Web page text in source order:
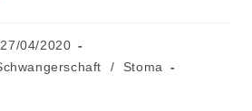
27/04/2020
/
Stoma